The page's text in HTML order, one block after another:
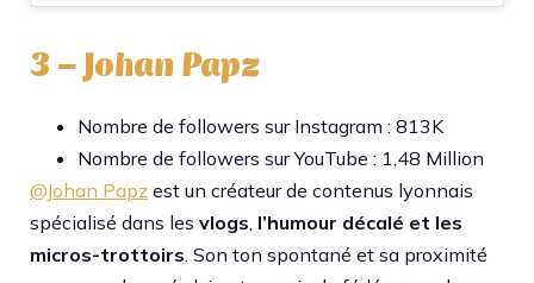
3 – Johan Papz
Nombre de followers sur Instagram : 813K
Nombre de followers sur YouTube : 1,48 Million
@Johan Papz est un créateur de contenus lyonnais
spécialisé dans les vlogs l’humour décalé et les
micros-trottoirs . Son ton spontané et sa proximité